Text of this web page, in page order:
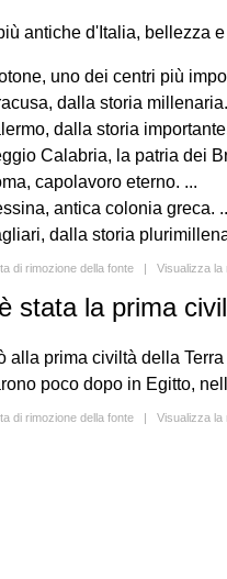
antiche d'Italia, bellezza
uno dei centri più
dalla storia
dalla storia
Calabria, la patria dei
capolavoro eterno. ...
antica colonia greca.
dalla storia
di rimozione della fonte | Visualizza la
stata la prima
alla prima civiltà della
poco dopo in Egitto,
di rimozione della fonte | Visualizza la